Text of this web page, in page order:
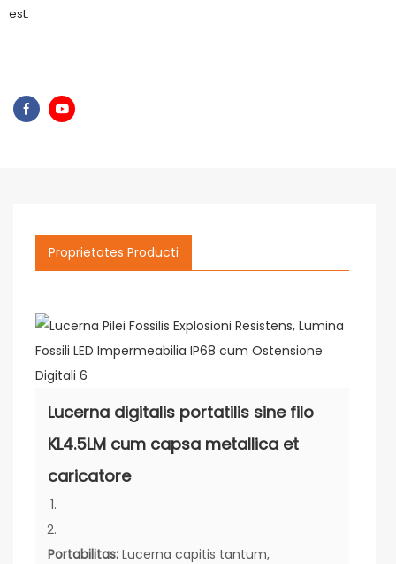
est.
Proprietates Producti
Lucerna digitalis portatilis sine filo
KL4.5LM cum capsa metallica et
caricatore
Portabilitas: Lucerna capitis tantum,